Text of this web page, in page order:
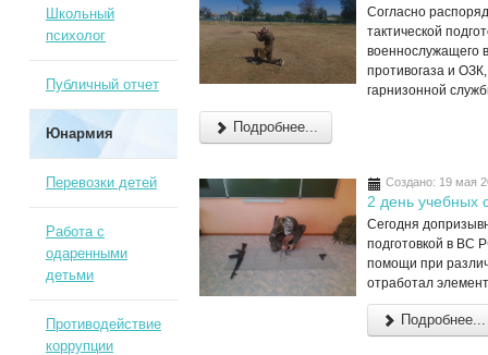
Согласно
тактической
военнослужащего
противогаза и
гарнизонной
Подробнее...
Создано: 19 мая
2 день учебных
Сегодня
подготовкой в ВС
помощи при
отработал
Подробнее...
Школьный
психолог
Публичный отчет
Юнармия
Перевозки детей
Работа с
одаренными
детьми
Противодействие
коррупции